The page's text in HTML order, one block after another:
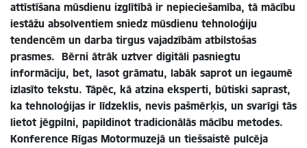
attīstīšana mūsdienu izglītībā ir nepieciešamība, tā mācību
iestāžu absolventiem sniedz mūsdienu tehnoloģiju
tendencēm un darba tirgus vajadzībām atbilstošas
prasmes. Bērni ātrāk uztver digitāli pasniegtu
informāciju, bet, lasot grāmatu, labāk saprot un iegaumē
izlasīto tekstu. Tāpēc, kā atzina eksperti, būtiski saprast,
ka tehnoloģijas ir līdzeklis, nevis pašmērķis, un svarīgi tās
lietot jēgpilni, papildinot tradicionālās mācību metodes.
Konference Rīgas Motormuzejā un tiešsaistē pulcēja